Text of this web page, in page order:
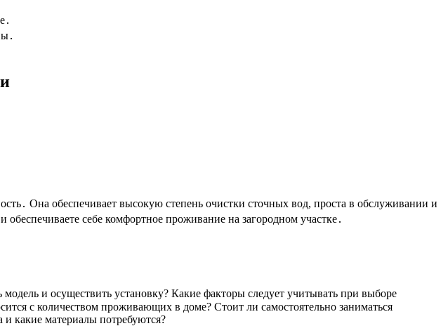
Она обеспечивает высокую степень очистки сточных вод, проста в обслуживании и
себе комфортное проживание на загородном участке․
и осуществить установку? Какие факторы следует учитывать при выборе
с количеством проживающих в доме? Стоит ли самостоятельно заниматься
какие материалы потребуются?